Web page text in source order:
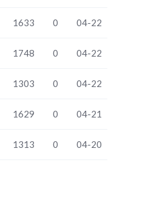
1633 0 04-22
1748 0 04-22
1303 0 04-22
1629 0 04-21
1313 0 04-20